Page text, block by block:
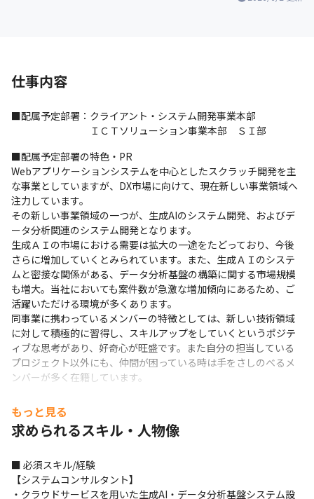
仕事内容
■配属予定部署：クライアント・システム開発事業本部
ＩＣＴソリューション事業本部　ＳＩ部
■配属予定部署の特色・PR
Webアプリケーションシステムを中心としたスクラッチ開発を主
な事業としていますが、DX市場に向けて、現在新しい事業領域へ
注力しています。
その新しい事業領域の一つが、生成AIのシステム開発、およびデ
ータ分析関連のシステム開発となります。
生成ＡＩの市場における需要は拡大の一途をたどっており、今後
さらに増加していくとみられています。また、生成ＡＩのシステ
ムと密接な関係がある、データ分析基盤の構築に関する市場規模
も増大。当社においても案件数が急激な増加傾向にあるため、ご
活躍いただける環境が多くあります。
同事業に携わっているメンバーの特徴としては、新しい技術領域
に対して積極的に習得し、スキルアップをしていくというポジテ
ィブな思考があり、好奇心が旺盛です。また自分の担当している
プロジェクト以外にも、仲間が困っている時は手をさしのべるメ
ンバーが多く在籍しています。
入社後は配属部署にてプロジェクトに参画していただきます。
勉強会や研修など、必要に応じて参加できる学びの場も多数あり
ご経験を考慮しつつPL／PMなどのポジションを積極的にお任せし
ていきます。
もっと見る
求められるスキル・人物像
■ 必須スキル/経験
【システムコンサルタント】
・クラウドサービスを用いた生成AI・データ分析基盤システム設